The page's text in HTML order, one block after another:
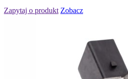
Zapytaj o produkt Zobacz